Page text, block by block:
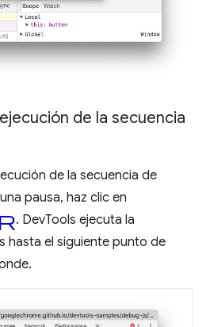
de la secuencia
de la secuencia de
pausa, haz clic en
. DevTools ejecuta la
hasta el siguiente punto de